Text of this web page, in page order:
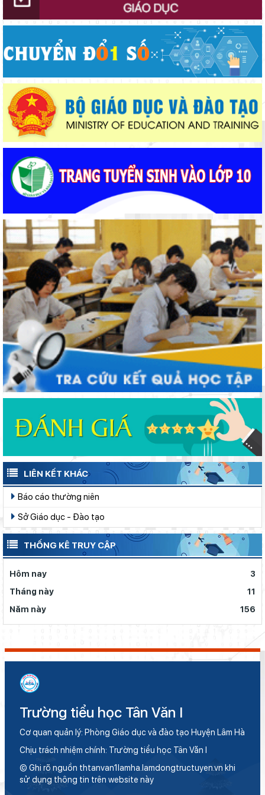
định tư tưởng Hồ Chí Minh, đấu tranh với luận điệu xuyên tạc
phòng, chống đuối nước và sơ cấp cứu cho thanh thiếu nhi
nghẽn về chuyển đổi số
cho năm học 2026 - 2027
Khát khao thay đổi cuộc sống bằng con đường học tập
Đẩy mạnh truyền thông về giáo dục nghề nghiệp trong toàn
ngành năm 2026
nguồn”
Huy động gần 470 triệu đồng từ phong trào “Trường giúp
trường”
Thí sinh đạt 28,5 điểm xét tuyển nhưng ôm mẹ khóc vì lý do
này...
“Ngôi nhà nhân ái” chắp cánh ước mơ đến trường
điều kiện cho năm học mới
Dạy học tích hợp AI để hình thành tư duy số
LIÊN KẾT KHÁC
Báo cáo thường niên
Sở Giáo dục - Đào tạo
THỐNG KÊ TRUY CẬP
Hôm nay
3
Tháng này
11
Năm này
156
Trường tiểu học Tân Văn I
Cơ quan quản lý: Phòng Giáo dục và đào tạo Huyện Lâm Hà
Chịu trách nhiệm chính: Trường tiểu học Tân Văn I
© Ghi rõ nguồn thtanvan1lamha.lamdongtructuyen.vn khi
sử dụng thông tin trên website này